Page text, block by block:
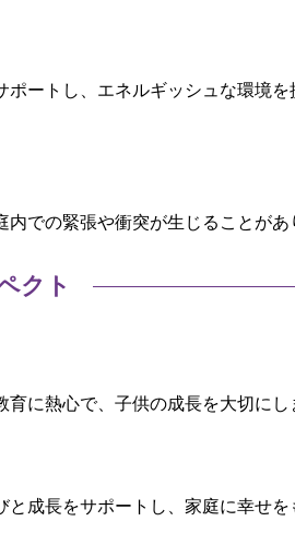
ートし、エネルギッシュな環境を
での緊張や衝突が生じることがあ
クト
に熱心で、子供の成長を大切にし
成長をサポートし、家庭に幸せを